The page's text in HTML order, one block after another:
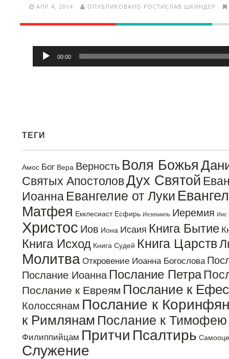
АПР 4, 2014 ОПУБЛИКОВАНО РОСТИСЛАВ ШКИНДЕР
Аудиоплеер
00:00
ТЕГИ
Амос Бог Вера Верность Воля Божья
Святых АпостоловДух Святой
Иоанна Евангелие от Луки
Матфея Екклесиаст Есфирь Иезекииль Иеремия Иис
Христос Иов Иона Исаия Книга Бытие
Книга Исход Книга Судей Книга Царств
Молитва Откровение Иоанна Богослова
Послание Иоанна Послание Петра
Послание к Евреям Послание к
Колоссянам Послание к
к Римлянам Послание к Тимофею
Филиппийцам Притчи Псалтирь
Служение